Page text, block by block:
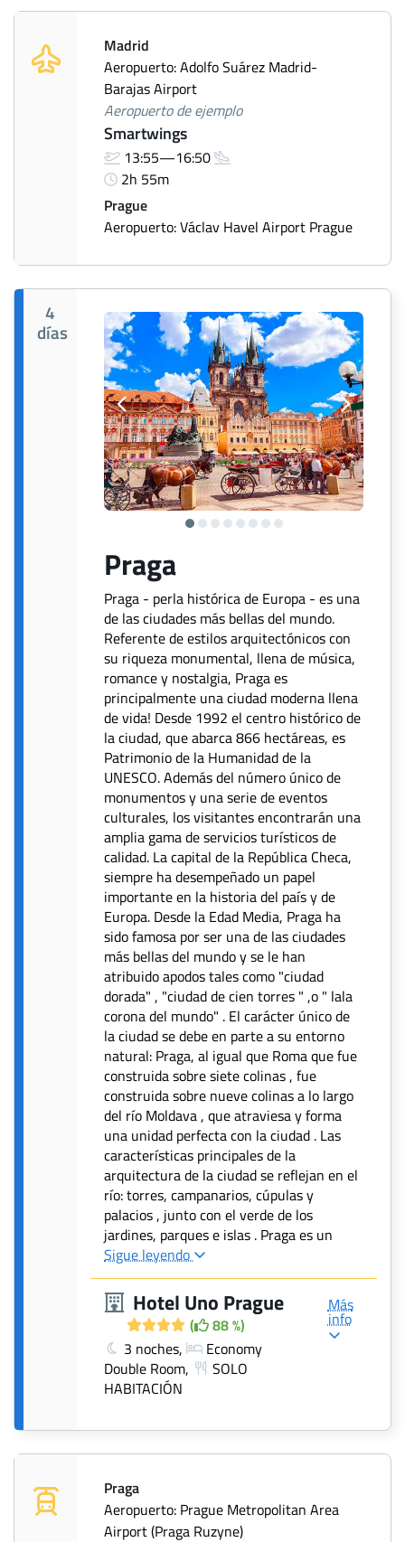
Madrid
Aeropuerto: Adolfo Suárez Madrid-
Barajas Airport
Aeropuerto de ejemplo
Smartwings
13:55—16:50
2h 55m
Prague
Aeropuerto: Václav Havel Airport Prague
4
días
Praga
Praga - perla histórica de Europa - es una
de las ciudades más bellas del mundo.
Referente de estilos arquitectónicos con
su riqueza monumental, llena de música,
romance y nostalgia, Praga es
principalmente una ciudad moderna llena
de vida! Desde 1992 el centro histórico de
la ciudad, que abarca 866 hectáreas, es
Patrimonio de la Humanidad de la
UNESCO. Además del número único de
monumentos y una serie de eventos
culturales, los visitantes encontrarán una
amplia gama de servicios turísticos de
calidad. La capital de la República Checa,
siempre ha desempeñado un papel
importante en la historia del país y de
Europa. Desde la Edad Media, Praga ha
sido famosa por ser una de las ciudades
más bellas del mundo y se le han
atribuido apodos tales como "ciudad
dorada" , "ciudad de cien torres " ,o " lala
corona del mundo" . El carácter único de
la ciudad se debe en parte a su entorno
natural: Praga, al igual que Roma que fue
construida sobre siete colinas , fue
construida sobre nueve colinas a lo largo
del río Moldava , que atraviesa y forma
una unidad perfecta con la ciudad . Las
características principales de la
arquitectura de la ciudad se reflejan en el
río: torres, campanarios, cúpulas y
palacios , junto con el verde de los
jardines, parques e islas . Praga es un
Sigue leyendo
Hotel Uno Prague
(
88 %)
3 noches,
Economy
Double Room,
SOLO
HABITACIÓN
Más
info
Praga
Aeropuerto: Prague Metropolitan Area
Airport (Praga Ruzyne)